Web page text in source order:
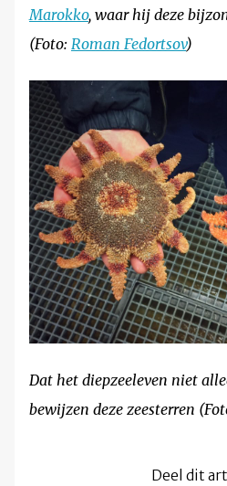
Marokko, waar hij deze
(Foto: Roman Fedortsov)
Dat het diepzeeleven niet
bewijzen deze zeesterren
Deel dit